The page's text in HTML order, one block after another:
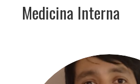
Medicina Interna